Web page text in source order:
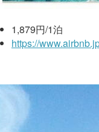
1,879円/1泊
https://